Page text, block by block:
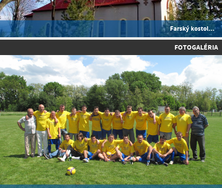
Farský kostol...
FOTOGALÉRIA